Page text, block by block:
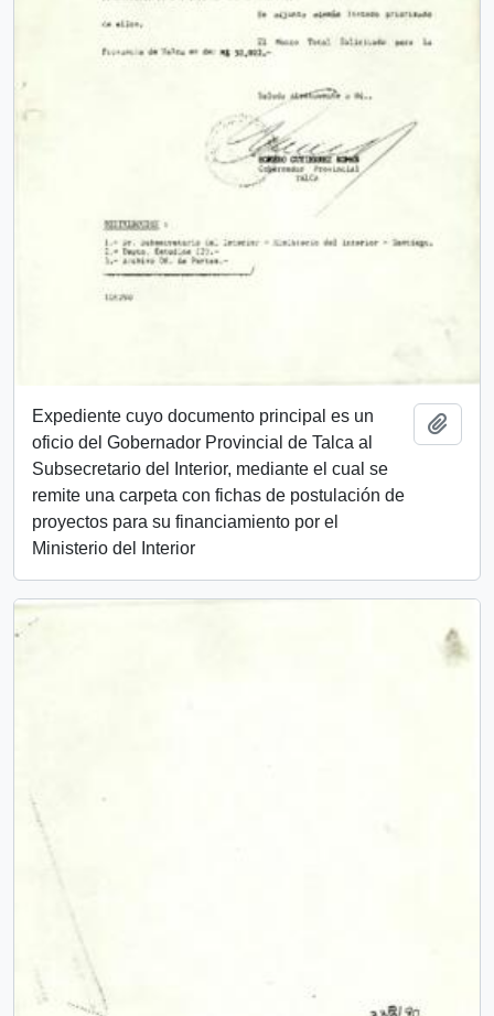
Expediente cuyo documento principal es un
oficio del Gobernador Provincial de Talca al
Subsecretario del Interior, mediante el cual se
remite una carpeta con fichas de postulación de
proyectos para su financiamiento por el
Ministerio del Interior